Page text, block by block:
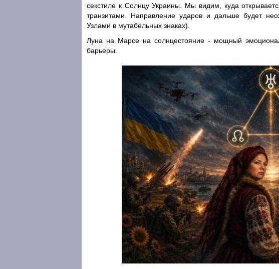
секстиле к Солнцу Украины. Мы видим, куда
транзитами. Направление ударов и дальше будет
Узлами в мутабельных знаках).
Луна на Марсе на солнцестояние - мощный
барьеры.